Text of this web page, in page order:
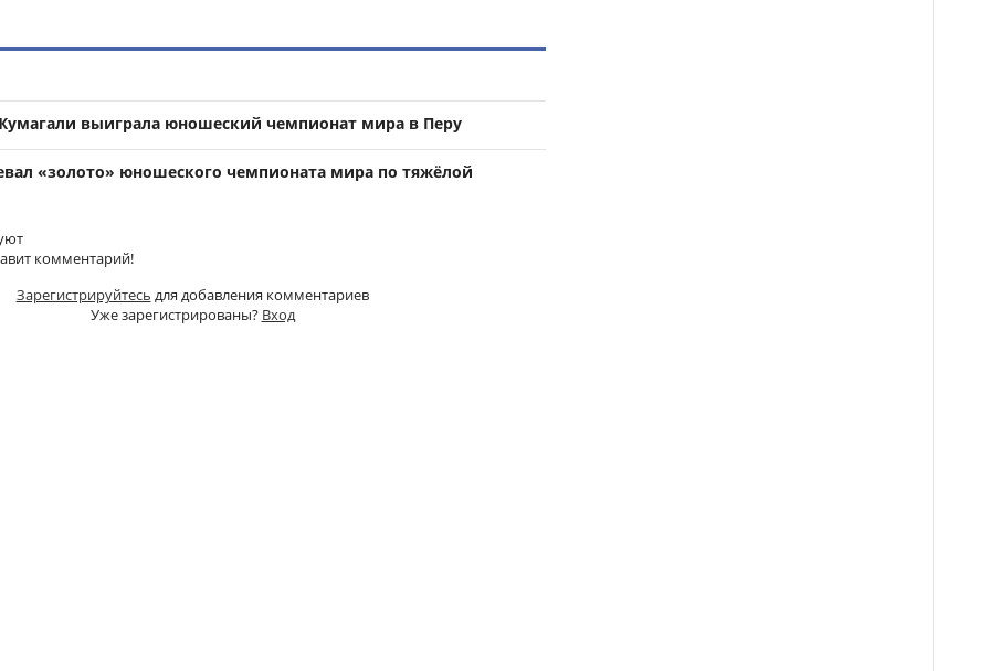
выиграла юношеский чемпионат мира в Перу
«золото» юношеского чемпионата мира по тяжёлой
комментарий!
Зарегистрируйтесь для добавления комментариев
Уже зарегистрированы? Вход